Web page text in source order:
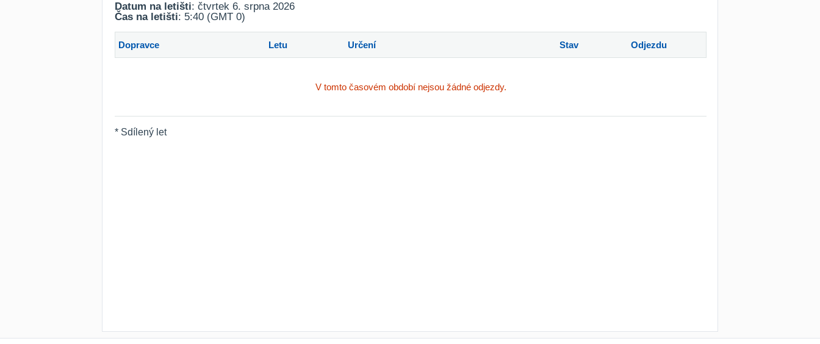
Datum na letišti: čtvrtek 6. srpna 2026
Čas na letišti: 5:40 (GMT 0)
Dopravce Letu Určení Stav Odjezdu
V tomto časovém období nejsou žádné odjezdy.
* Sdílený let